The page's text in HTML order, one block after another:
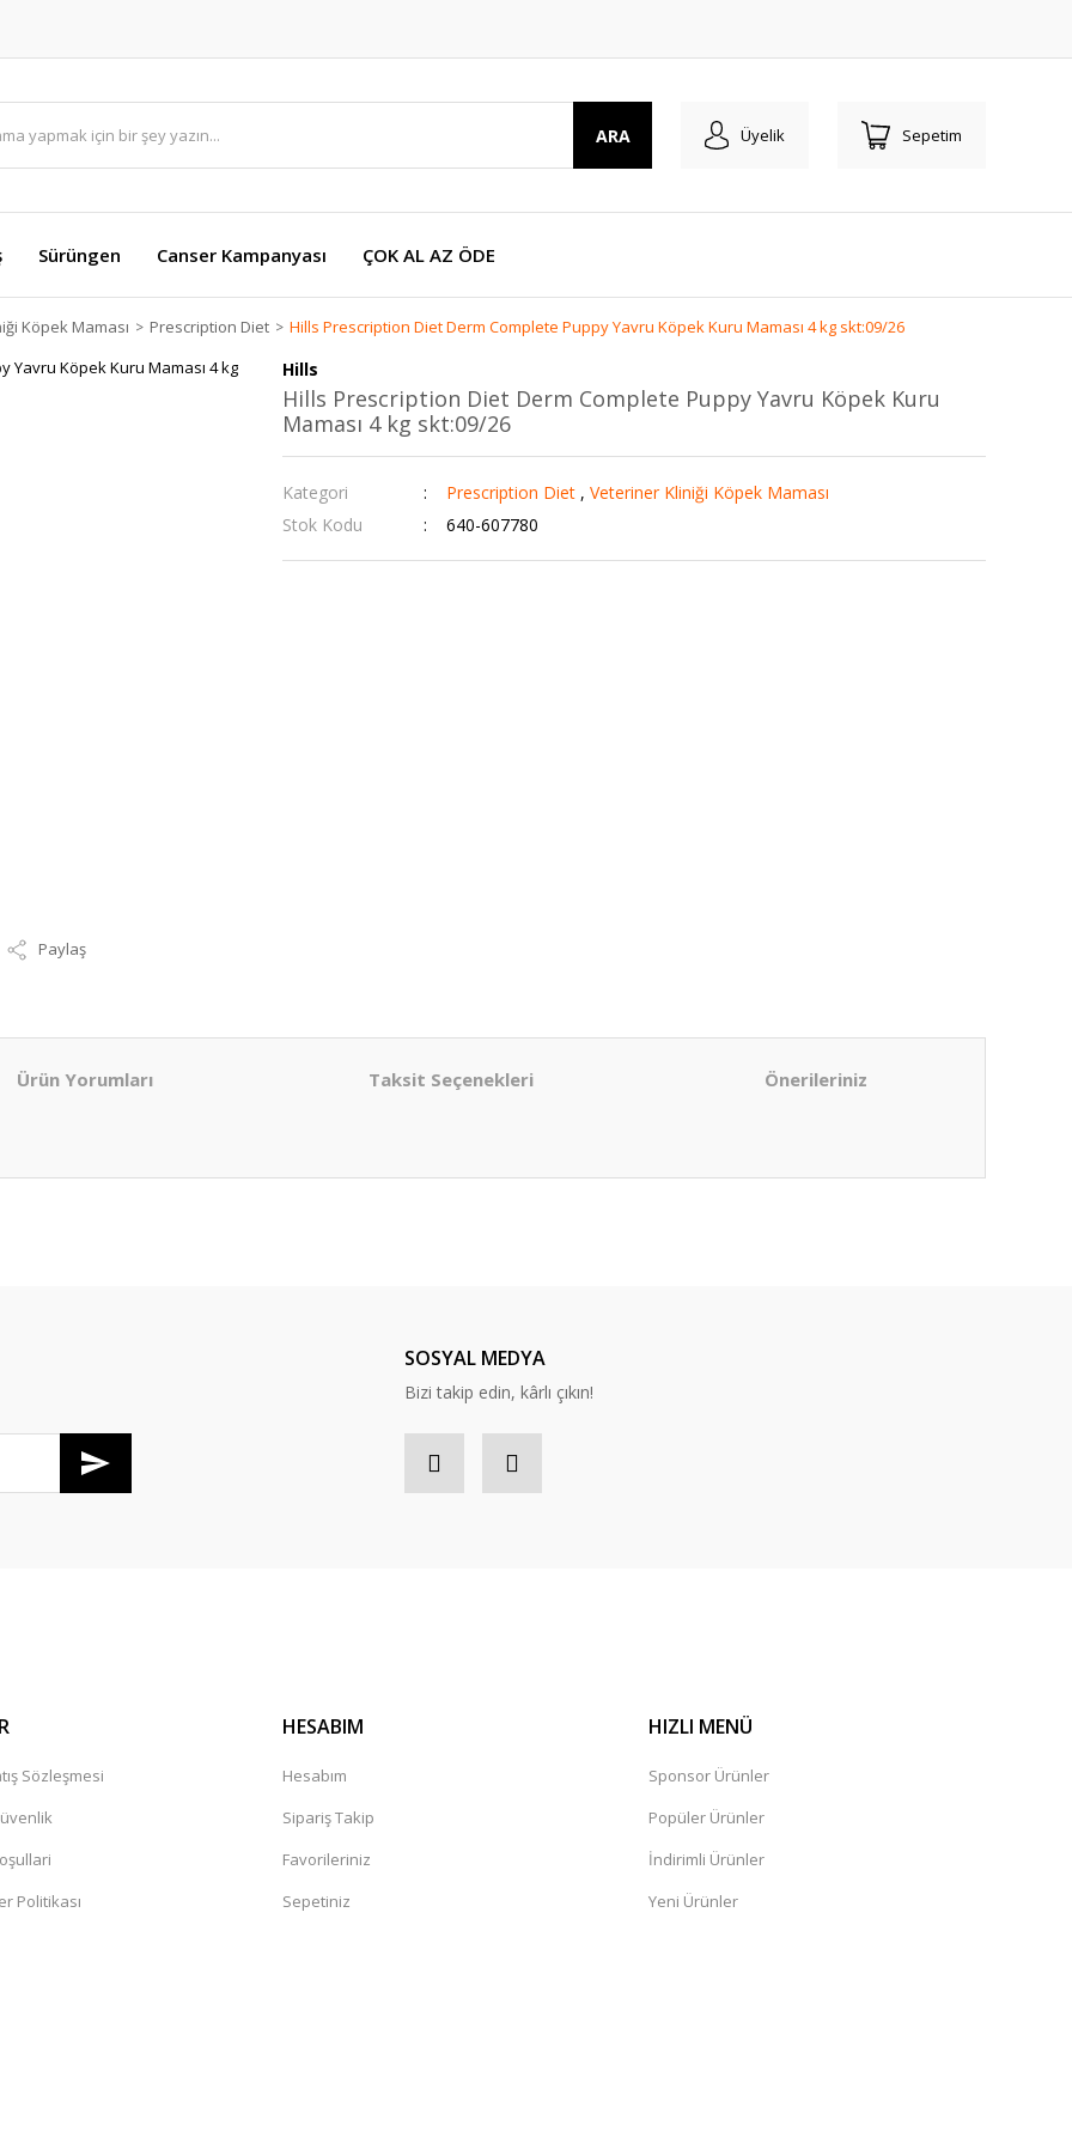
ARA Üyelik Sepetim
Sürüngen Canser Kampanyası ÇOK AL AZ ÖDE
Köpek Maması Prescription Diet Hills Prescription Diet Derm Complete Puppy Yavru Köpek Kuru Maması 4 kg skt:09/26
Paylaş
Hills
Hills Prescription Diet Derm Complete Puppy Yavru Köpek Kuru
Maması 4 kg skt:09/26
Kategori Prescription Diet , Veteriner Kliniği Köpek Maması
Stok Kodu
640-607780
Ürün Yorumları Taksit Seçenekleri Önerileriniz
SOSYAL MEDYA
Bizi takip edin, kârlı çıkın!
Sözleşmesi
Politikası
HESABIM
Hesabım
Sipariş Takip
Favorileriniz
Sepetiniz
HIZLI MENÜ
Sponsor Ürünler
Popüler Ürünler
İndirimli Ürünler
Yeni Ürünler